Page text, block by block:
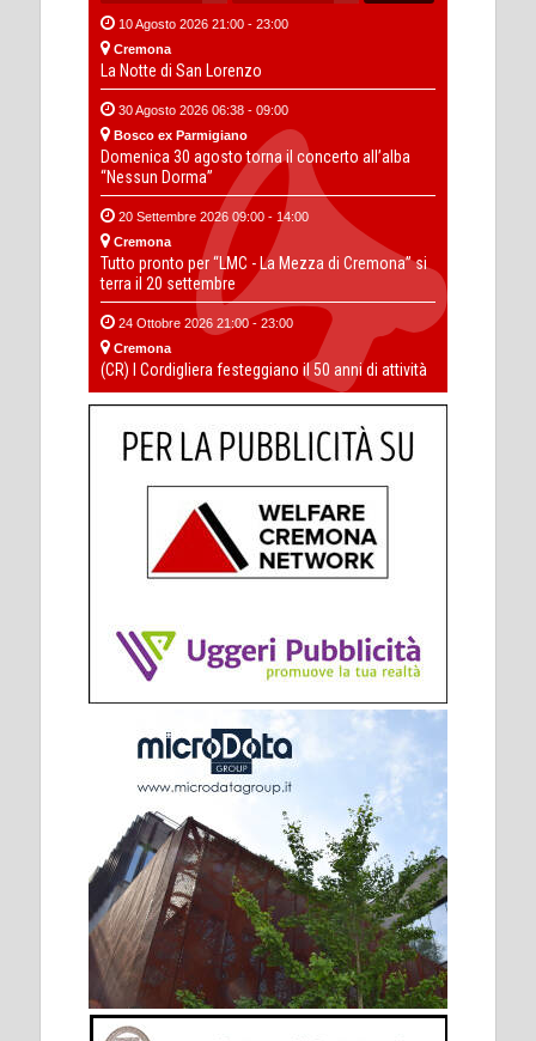
10 Agosto 2026 21:00 - 23:00
Cremona
La Notte di San Lorenzo
30 Agosto 2026 06:38 - 09:00
Bosco ex Parmigiano
Domenica 30 agosto torna il concerto all’alba
“Nessun Dorma”
20 Settembre 2026 09:00 - 14:00
Cremona
Tutto pronto per “LMC - La Mezza di Cremona” si
terra il 20 settembre
24 Ottobre 2026 21:00 - 23:00
Cremona
(CR) I Cordigliera festeggiano il 50 anni di attività